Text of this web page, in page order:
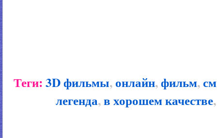
Теги: 3D фильмы,онлайн,фильм,
легенда,в хорошем качестве